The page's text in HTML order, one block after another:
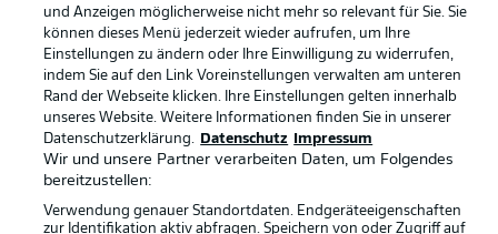
© 2026 Bundesliga-Gruppe GmbH
Sprachauswahl
und Anzeigen möglicherweise nicht mehr so relevant für Sie. Sie
können dieses Menü jederzeit wieder aufrufen, um Ihre
Einstellungen zu ändern oder Ihre Einwilligung zu widerrufen,
indem Sie auf den Link Voreinstellungen verwalten am unteren
Rand der Webseite klicken. Ihre Einstellungen gelten innerhalb
unseres Website. Weitere Informationen finden Sie in unserer
Datenschutzerklärung.
Datenschutz Impressum
Wir und unsere Partner verarbeiten Daten, um Folgendes
bereitzustellen:
Verwendung genauer Standortdaten. Endgeräteeigenschaften
zur Identifikation aktiv abfragen. Speichern von oder Zugriff auf